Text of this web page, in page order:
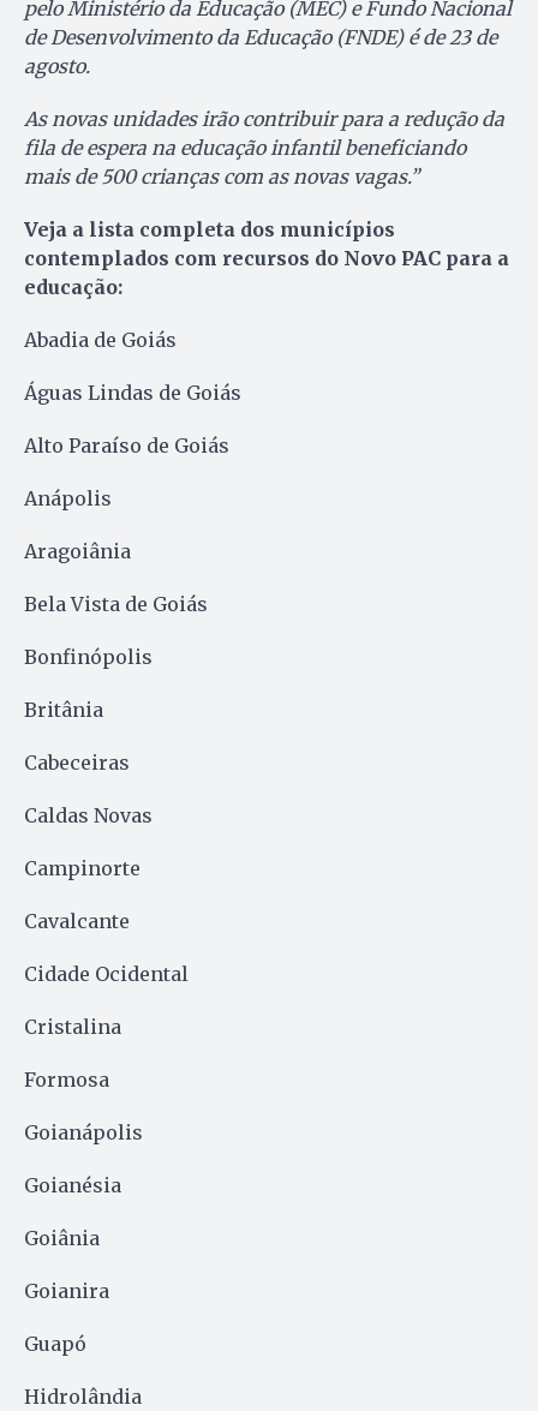
pelo Ministério da Educação (MEC) e Fundo Nacional
de Desenvolvimento da Educação (FNDE) é de 23 de
agosto.
As novas unidades irão contribuir para a redução da
fila de espera na educação infantil beneficiando
mais de 500 crianças com as novas vagas.”
Veja a lista completa dos municípios
contemplados com recursos do Novo PAC para a
educação:
Abadia de Goiás
Águas Lindas de Goiás
Alto Paraíso de Goiás
Anápolis
Aragoiânia
Bela Vista de Goiás
Bonfinópolis
Britânia
Cabeceiras
Caldas Novas
Campinorte
Cavalcante
Cidade Ocidental
Cristalina
Formosa
Goianápolis
Goianésia
Goiânia
Goianira
Guapó
Hidrolândia